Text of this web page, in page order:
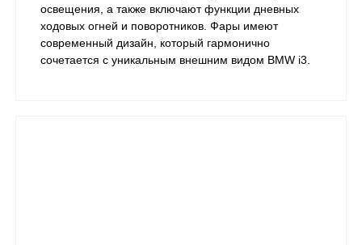
освещения, а также включают функции дневных
ходовых огней и поворотников. Фары имеют
современный дизайн, который гармонично
сочетается с уникальным внешним видом BMW i3.